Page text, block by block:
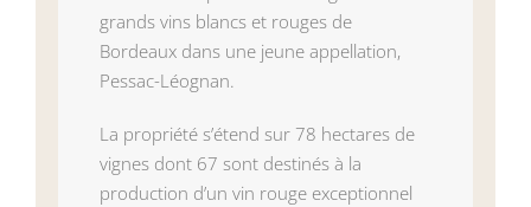
grands vins blancs et rouges de
Bordeaux dans une jeune appellation,
Pessac-Léognan.
La propriété s’étend sur 78 hectares de
vignes dont 67 sont destinés à la
production d’un vin rouge exceptionnel